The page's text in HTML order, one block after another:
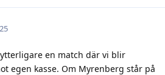
en match där vi blir
egen kasse. Om Myrenberg står på